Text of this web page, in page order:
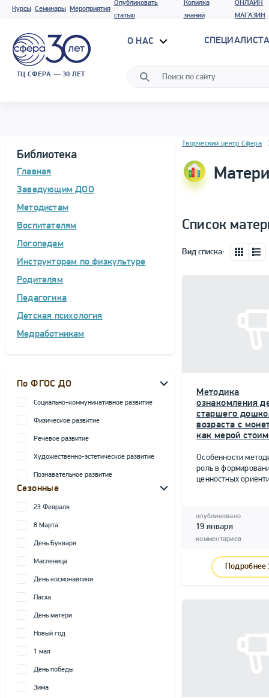
Курсы Семинары Мероприятия
Опубликовать
статью
Копилка
знаний
ОНЛАЙН
МАГАЗИН
ТЦ СФЕРА — 30 ЛЕТ
О НАС
Библиотека
Главная
Заведующим ДОО
Методистам
Воспитателям
Логопедам
Инструкторам по физкультуре
Родителям
Педагогика
Детская психология
Медработникам
По ФГОС ДО
Социально-коммуникативное развитие
Физическое развитие
Речевое развитие
Художественно-эстетическое развитие
Познавательное развитие
Сезонные
23 Февраля
8 Марта
День Букваря
Масленица
День космонавтики
Пасха
День матери
Новый год
1 мая
День победы
Зима
Блок новостей
Творческий центр Сфера
Список
Вид списка:
Методика
ознакомления
старшего
возраста с
как мерой
Особенности
роль в
ценностных
опубликовано
19 января
комментариев
Подробнее